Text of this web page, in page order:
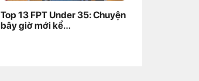
Top 13 FPT Under 35: Chuyện
bây giờ mới kể…